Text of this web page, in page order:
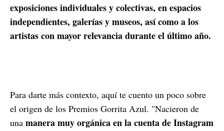
exposiciones individuales y colectivas, en espacios
independientes, galerías y museos, así como a los
artistas con mayor relevancia durante el último año.
Para darte más contexto, aquí te cuento un poco sobre
el origen de los Premios Gorrita Azul. "Nacieron de
una manera muy orgánica en la cuenta de Instagram